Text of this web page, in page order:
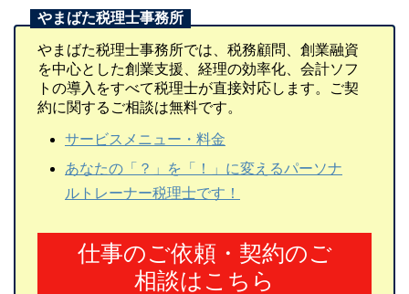
やまばた税理士事務所では、税務顧問、創業融資
を中心とした創業支援、経理の効率化、会計ソフ
トの導入をすべて税理士が直接対応します。ご契
約に関するご相談は無料です。
サービスメニュー・料金
あなたの「？」を「！」に変えるパーソナ
ルトレーナー税理士です！
仕事のご依頼・契約のご
相談はこちら